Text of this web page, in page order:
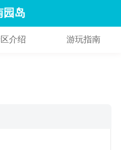
园岛
介绍 游玩指南